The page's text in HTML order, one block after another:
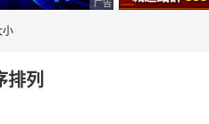
广告 商业广告，理性选择
小
排列